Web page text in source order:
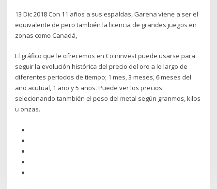
13 Dic 2018 Con 11 años a sus espaldas, Garena viene a ser el
equivalente de pero también la licencia de grandes juegos en
zonas como Canadá,
El gráfico que le ofrecemos en Coininvest puede usarse para
seguir la evolución histórica del precio del oro a lo largo de
diferentes periodos de tiempo; 1 mes, 3 meses, 6 meses del
año acutual, 1 año y 5 años. Puede ver los precios
selecionando tanmbién el peso del metal según granmos, kilos
u onzas.